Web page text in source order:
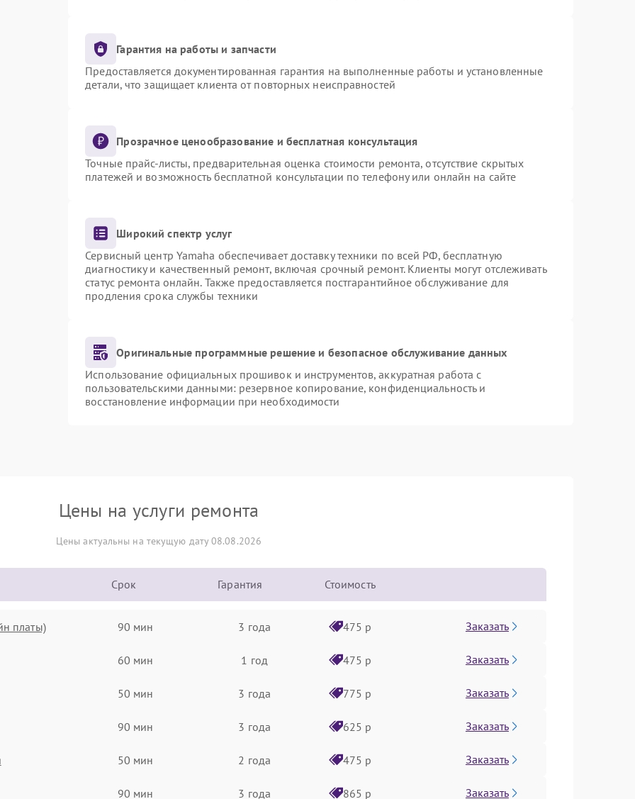
Гарантия на работы и запчасти
Предоставляется документированная гарантия на выполненные работы и установленные
детали, что защищает клиента от повторных неисправностей
Прозрачное ценообразование и бесплатная консультация
Точные прайс-листы, предварительная оценка стоимости ремонта, отсутствие скрытых
платежей и возможность бесплатной консультации по телефону или онлайн на сайте
Широкий спектр услуг
Сервисный центр Yamaha обеспечивает доставку техники по всей РФ, бесплатную
диагностику и качественный ремонт, включая срочный ремонт. Клиенты могут отслеживать
статус ремонта онлайн. Также предоставляется постгарантийное обслуживание для
продления срока службы техники
Оригинальные программные решение и безопасное обслуживание данных
Использование официальных прошивок и инструментов, аккуратная работа с
пользовательскими данными: резервное копирование, конфиденциальность и
восстановление информации при необходимости
Цены на услуги ремонта
Цены актуальны на текущую дату 08.08.2026
Срок Гарантия Стоимость
платы) 90 мин 3 года 475 р Заказать
60 мин 1 год 475 р Заказать
50 мин 3 года 775 р Заказать
90 мин 3 года 625 р Заказать
50 мин 2 года 475 р Заказать
90 мин 3 года 865 р Заказать